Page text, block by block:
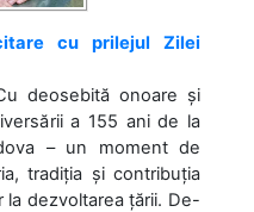
cu prilejul Zilei
deosebită onoare și
a 155 ani de la
– un moment de
tradiția și contribuția
dezvoltarea țării. De-